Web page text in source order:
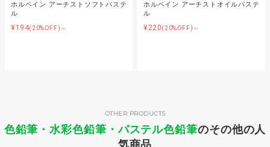
ホルベイン アーチストソフトパステ
ル
¥194(20%OFF)～
ホルベイン アーチストオイルパステ
ル
¥220(20%OFF)～
色鉛筆・水彩色鉛筆・パステル色鉛筆のその他の人
OTHER PRODUCTS